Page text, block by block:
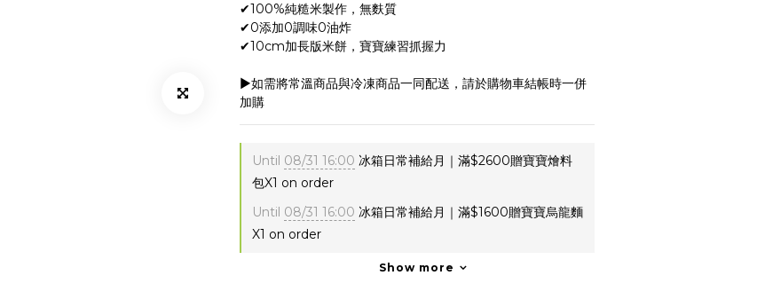
✔100%純糙米製作，無麩質
✔0添加0調味0油炸
✔10cm加長版米餅，寶寶練習抓握力
▶如需將常溫商品與冷凍商品一同配送，請於購物車結帳時一併
加購
Until 08/31 16:00 冰箱日常補給月｜滿$2600贈寶寶燴料
包X1 on order
Until 08/31 16:00 冰箱日常補給月｜滿$1600贈寶寶烏龍麵
X1 on order
Show more